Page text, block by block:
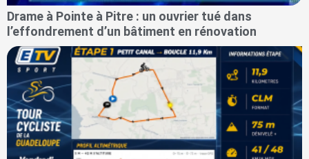
Drame à Pointe à Pitre : un ouvrier tué dans
l’effondrement d’un bâtiment en rénovation